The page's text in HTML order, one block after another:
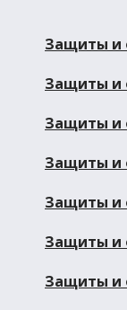
Защиты и
Защиты и
Защиты и
Защиты и
Защиты и
Защиты и
Защиты и